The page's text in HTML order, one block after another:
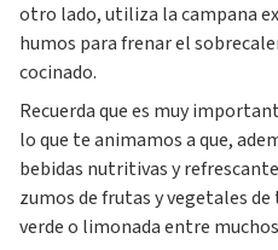
otro lado, utiliza la campana
humos para frenar el
cocinado.
Recuerda que es muy
lo que te animamos a que,
bebidas nutritivas y
zumos de frutas y vegetales
verde o limonada entre